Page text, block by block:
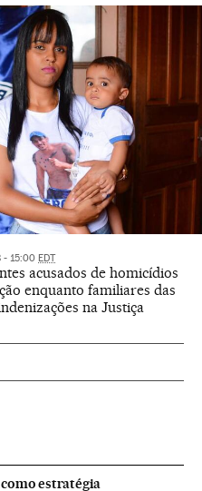
- 15:00 EDT
acusados de homicídios
enquanto familiares das
na Justiça
estratégia